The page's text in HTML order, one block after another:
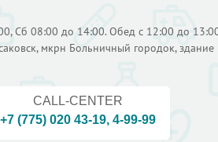
Сб 08:00 до 14:00. Обед с 12:00 до
мкрн Больничный городок, здание
CALL-CENTER
+7 (775) 020 43-19, 4-99-99